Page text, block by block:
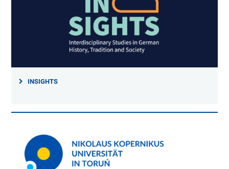
INSIGHTS